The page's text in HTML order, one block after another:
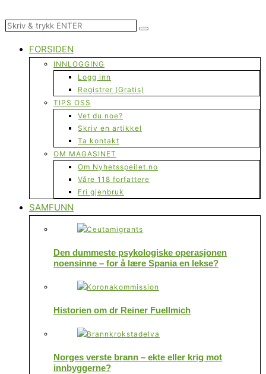
FORSIDEN
INNLOGGING
Logg inn
Registrer (Gratis)
TIPS OSS
Vet du noe?
Skriv en artikkel
Ta kontakt
OM MAGASINET
Om Nyhetsspeilet.no
Våre 118 forfattere
Fri gjenbruk
SAMFUNN
Den dummeste psykologiske operasjonen
noensinne – for å lære Spania en lekse?
Historien om dr Reiner Fuellmich
Norges verste brann – ekte eller krig mot
innbyggerne?